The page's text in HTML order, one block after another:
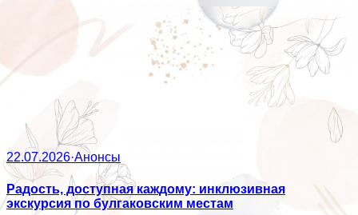
22.07.2026·Анонсы
Радость, доступная каждому: инклюзивная
экскурсия по булгаковским местам